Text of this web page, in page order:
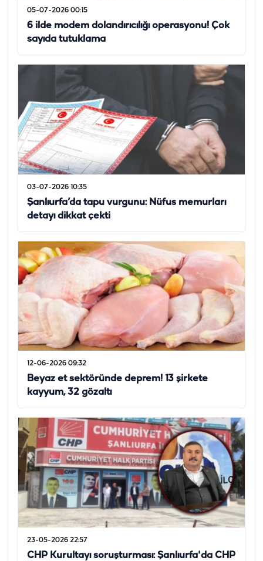
05-07-2026 00:15
6 ilde modem dolandırıcılığı operasyonu! Çok
sayıda tutuklama
03-07-2026 10:35
Şanlıurfa’da tapu vurgunu: Nüfus memurları
detayı dikkat çekti
12-06-2026 09:32
Beyaz et sektöründe deprem! 13 şirkete
kayyum, 32 gözaltı
23-05-2026 22:57
CHP Kurultayı soruşturması: Şanlıurfa'da CHP